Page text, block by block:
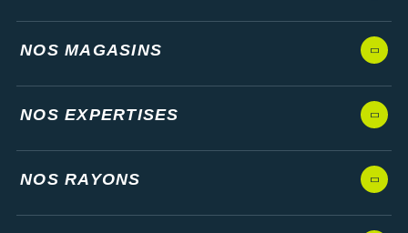
NOS MAGASINS
NOS EXPERTISES
NOS RAYONS